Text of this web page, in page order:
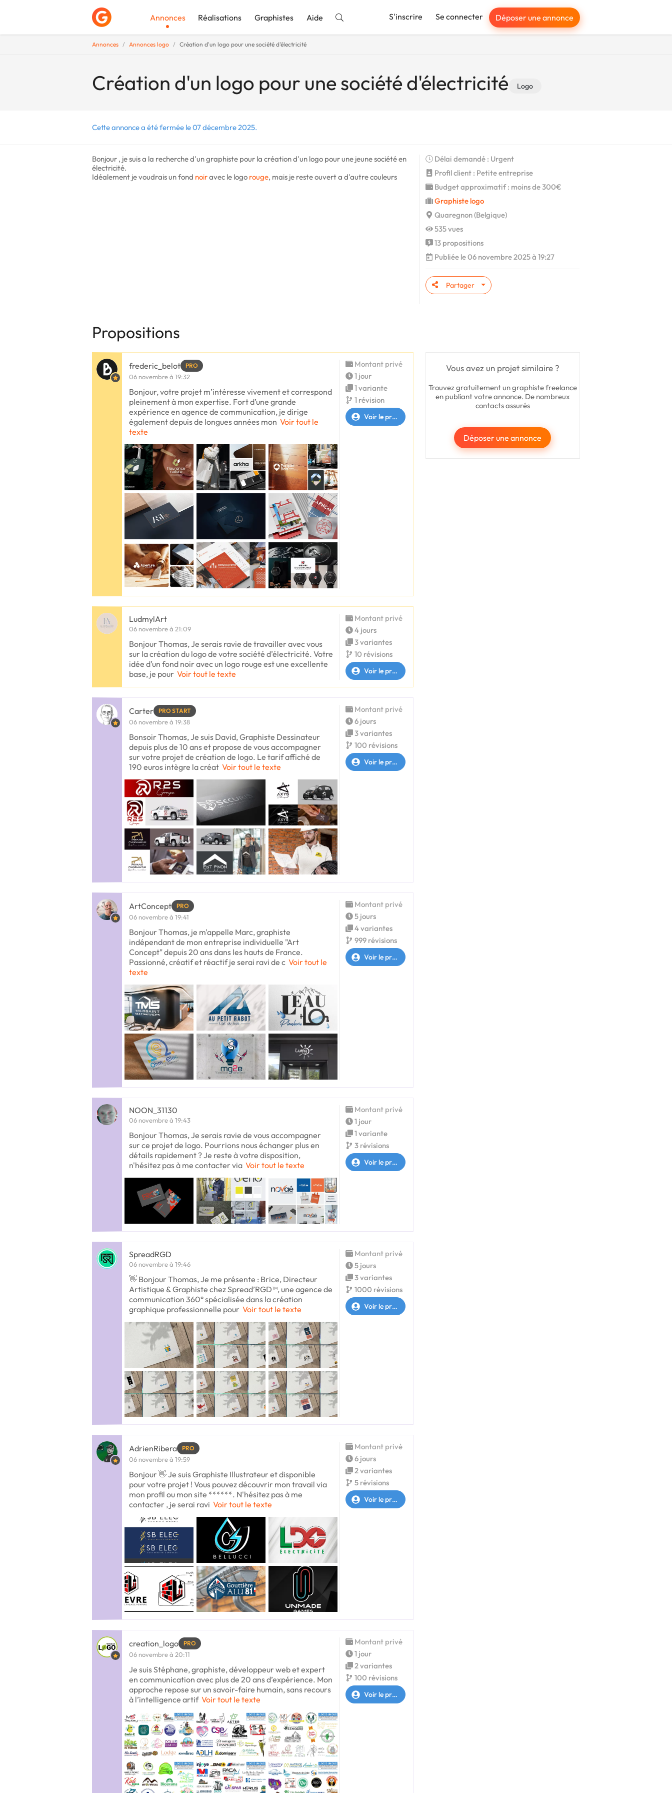
Annonces Réalisations Graphistes Aide S'inscrire Se connecter Déposer une annonce
Annonces Annonces logo Création d'un logo pour une société d'électricité
Création d'un logo pour une société d'électricité Logo
Cette annonce a été fermée le 07 décembre 2025.
Bonjour , je suis a la recherche d'un graphiste pour la création d'un logo pour une jeune société en
électricité.
Idéalement je voudrais un fond noiravec le logo rouge, mais je reste ouvert a d'autre couleurs
Délai demandé : Urgent
Profil client : Petite entreprise
Budget approximatif : moins de 300€
Graphiste logo
Quaregnon (Belgique)
535 vues
13 propositions
Publiée le 06 novembre 2025 à 19:27
Partager
Propositions
Vous avez un projet similaire ?
Trouvez gratuitement un graphiste freelance
en publiant votre annonce. De nombreux
contacts assurés
Déposer une annonce
frederic_belot PRO
06 novembre à 19:32
Bonjour, votre projet m’intéresse vivement et correspond
pleinement à mon expertise. Fort d’une grande
expérience en agence de communication, je dirige
également depuis de longues années mon Voir tout le
texte
Montant privé
1 jour
1 variante
1 révision
Voir le profil
LudmylArt
06 novembre à 21:09
Bonjour Thomas, Je serais ravie de travailler avec vous
sur la création du logo de votre société d’électricité. Votre
idée d’un fond noir avec un logo rouge est une excellente
base, je pour Voir tout le texte
Montant privé
4 jours
3 variantes
10 révisions
Voir le profil
Carter PRO START
06 novembre à 19:38
Bonsoir Thomas, Je suis David, Graphiste Dessinateur
depuis plus de 10 ans et propose de vous accompagner
sur votre projet de création de logo. Le tarif affiché de
190 euros intègre la créat Voir tout le texte
Montant privé
6 jours
3 variantes
100 révisions
Voir le profil
ArtConcept PRO
06 novembre à 19:41
Bonjour Thomas, je m'appelle Marc, graphiste
indépendant de mon entreprise individuelle "Art
Concept" depuis 20 ans dans les hauts de France.
Passionné, créatif et réactif je serai ravi de c Voir tout le
texte
Montant privé
5 jours
4 variantes
999 révisions
Voir le profil
NOON_31130
06 novembre à 19:43
Bonjour Thomas, Je serais ravie de vous accompagner
sur ce projet de logo. Pourrions nous échanger plus en
détails rapidement ? Je reste à votre disposition,
n'hésitez pas à me contacter via Voir tout le texte
Montant privé
1 jour
1 variante
3 révisions
Voir le profil
SpreadRGD
06 novembre à 19:46
👋 Bonjour Thomas, Je me présente : Brice, Directeur
Artistique & Graphiste chez Spread’RGD™, une agence de
communication 360° spécialisée dans la création
graphique professionnelle pour Voir tout le texte
Montant privé
5 jours
3 variantes
1000 révisions
Voir le profil
AdrienRibera PRO
06 novembre à 19:59
Bonjour 👋 Je suis Graphiste Illustrateur et disponible
pour votre projet ! Vous pouvez découvrir mon travail via
mon profil ou mon site ******. N'hésitez pas à me
contacter , je serai ravi Voir tout le texte
Montant privé
6 jours
2 variantes
5 révisions
Voir le profil
creation_logo PRO
06 novembre à 20:11
Je suis Stéphane, graphiste, développeur web et expert
en communication avec plus de 20 ans d’expérience. Mon
approche repose sur un savoir-faire humain, sans recours
à l’intelligence artif Voir tout le texte
Montant privé
1 jour
2 variantes
100 révisions
Voir le profil